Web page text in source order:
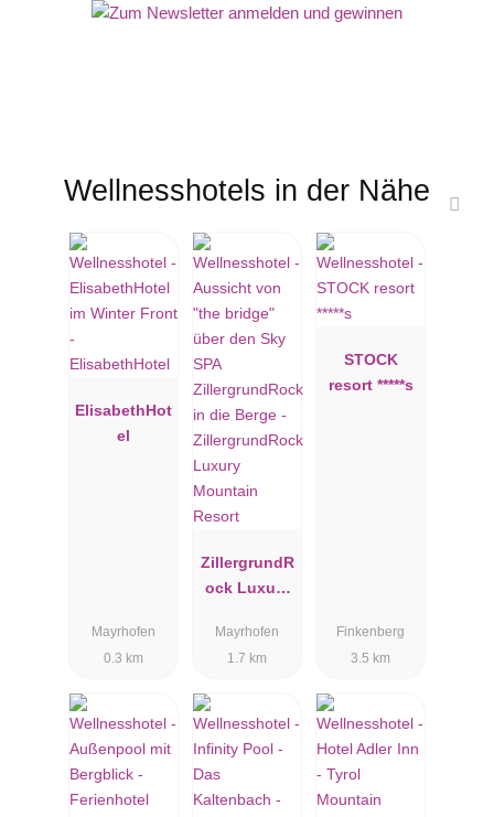
Wellnesshotels in der Nähe
ElisabethHot
el
Mayrhofen
0.3 km
ZillergrundR
ock Luxury
Resort
Mayrhofen
1.7 km
STOCK
resort *****s
Finkenberg
3.5 km